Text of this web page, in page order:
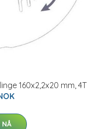
160x2,2x20 mm, 4T